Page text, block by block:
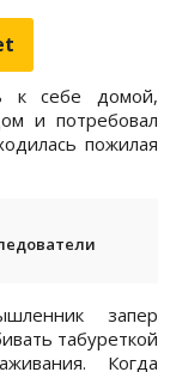
к себе домой,
и потребовал
пожилая
запер
табуреткой
Когда